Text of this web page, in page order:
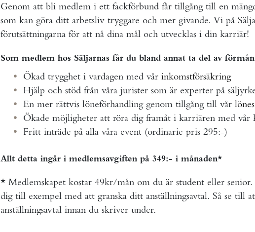
Genom att bli medlem i ett fackförbund får tillgång till en
som kan göra ditt arbetsliv tryggare och mer givande. Vi på
förutsättningarna för att nå dina mål och utvecklas i din karriär!
Som medlem hos Säljarnas får du bland annat ta del av
Ökad trygghet i vardagen med vår inkomstförsäkring
Hjälp och stöd från våra jurister som är experter på
En mer rättvis löneförhandling genom tillgång till vår
Ökade möjligheter att röra dig framåt i karriären med vår
Fritt inträde på alla våra event (ordinarie pris 295:-)
Allt detta ingår i medlemsavgiften på 349:- i månaden*
* Medlemskapet kostar 49kr/mån om du är student eller
dig till exempel med att granska ditt anställningsavtal. Så se till
anställningsavtal innan du skriver under.